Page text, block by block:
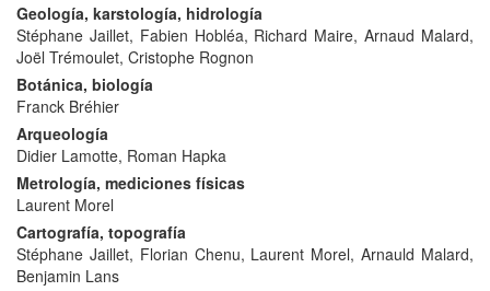
Geología, karstología, hidrología
Stéphane Jaillet, Fabien Hobléa, Richard Maire, Arnaud Malard,
Joël Trémoulet, Cristophe Rognon
Botánica, biología
Franck Bréhier
Arqueología
Didier Lamotte, Roman Hapka
Metrología, mediciones físicas
Laurent Morel
Cartografía, topografía
Stéphane Jaillet, Florian Chenu, Laurent Morel, Arnauld Malard,
Benjamin Lans